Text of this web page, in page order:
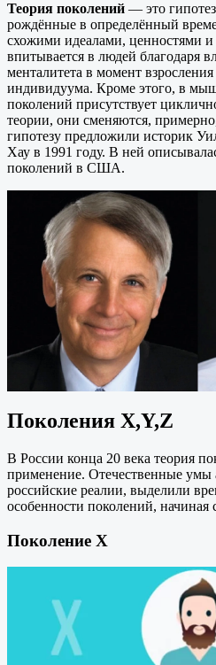
Теория поколений — это
рождённые в определённый
схожими идеалами, ценностями
впитывается в людей благодаря
менталитета в момент
индивидуума. Кроме этого, в
поколений присутствует
теории, они сменяются,
гипотезу предложили историк
Хау в 1991 году. В ней
поколений в США.
Поколения X,Y,Z
В России конца 20 века теория
применение. Отечественные умы
российские реалии, выделили
особенности поколений, начиная
Поколение X